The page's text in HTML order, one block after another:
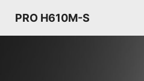
PRO H610M-S